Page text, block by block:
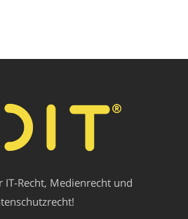
IT-Recht, Medienrecht und